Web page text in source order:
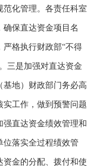
化管理。各责任科室
保直达资金项目名
格执行财政部“不得
三是加强对直达资金
地）财政部门务必高
实工作，做到预警问题
直达资金绩效管理和
位落实全过程绩效管
金的分配、拨付和使